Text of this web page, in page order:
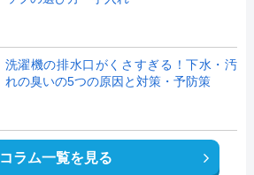
洗濯機の排水口がくさすぎる！下水・汚
れの臭いの5つの原因と対策・予防策
コラム一覧を見る